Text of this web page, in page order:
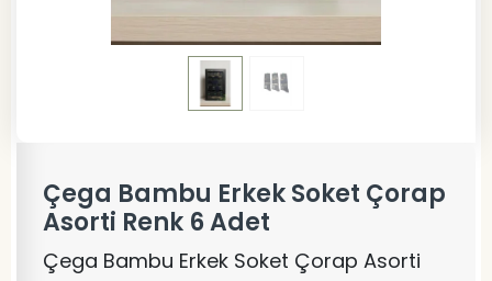
Çega Bambu Erkek Soket Çorap
Asorti Renk 6 Adet
Çega Bambu Erkek Soket Çorap Asorti